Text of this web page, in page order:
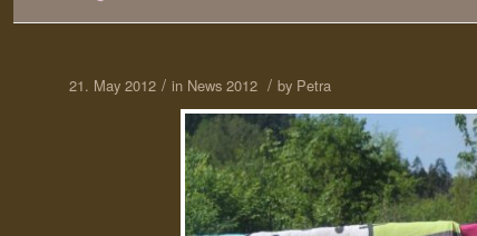
21. May 2012 / in News 2012 / by Petra